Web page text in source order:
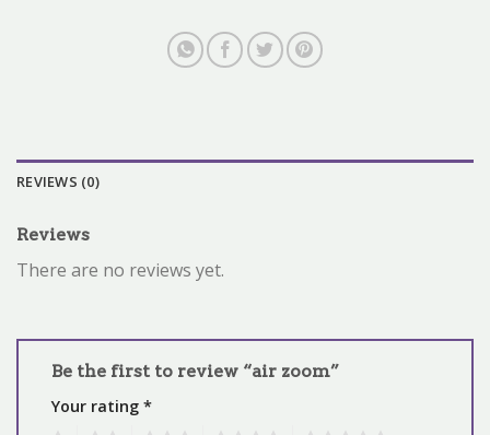
REVIEWS (0)
Reviews
There are no reviews yet.
Be the first to review “air zoom”
Your rating *